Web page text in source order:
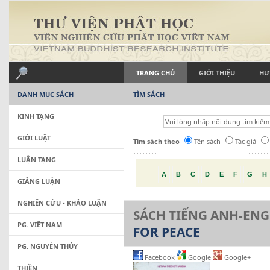
TRANG CHỦ GIỚI THIỆU
TÌM SÁCH
Tìm sách theo Tên sách Tác giả
A B C D E F G H
SÁCH TIẾNG ANH-
FOR PEACE
Facebook Google Google+
DANH MỤC SÁCH
KINH TẠNG
GIỚI LUẬT
LUẬN TẠNG
GIẢNG LUẬN
NGHIÊN CỨU - KHẢO LUẬN
PG. VIỆT NAM
PG. NGUYÊN THỦY
THIỀN